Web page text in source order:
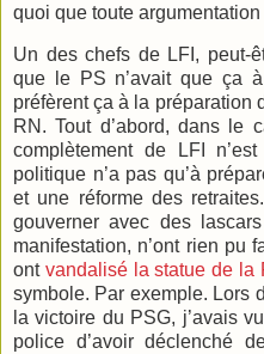
quoi que toute
Un des chefs de LFI, peut-
que le PS n’avait que ça
préfèrent ça à la préparation
RN. Tout d’abord, dans le
complètement de LFI
politique n’a pas qu’à
et une réforme des
gouverner avec des
manifestation, n’ont rien pu
ont vandalisé la statue de la
symbole. Par exemple. Lors
la victoire du PSG, j’avais
police d’avoir déclenché